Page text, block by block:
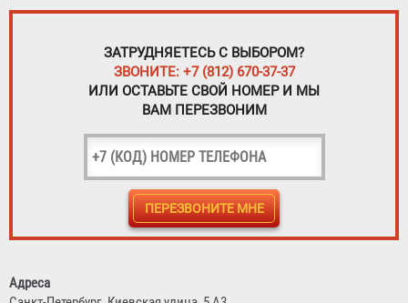
ЗАТРУДНЯЕТЕСЬ С ВЫБОРОМ?
ЗВОНИТЕ: +7 (812) 670-37-37
ИЛИ ОСТАВЬТЕ СВОЙ НОМЕР И МЫ
ВАМ ПЕРЕЗВОНИМ
Адреса